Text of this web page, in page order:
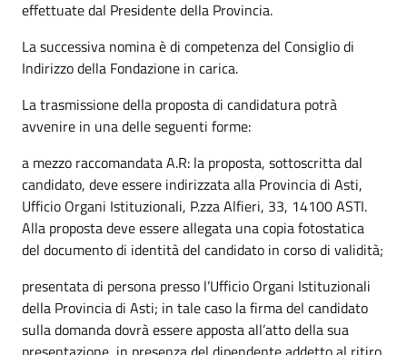
effettuate dal Presidente della Provincia.
La successiva nomina è di competenza del Consiglio di
Indirizzo della Fondazione in carica.
La trasmissione della proposta di candidatura potrà
avvenire in una delle seguenti forme:
a mezzo raccomandata A.R: la proposta, sottoscritta dal
candidato, deve essere indirizzata alla Provincia di Asti,
Ufficio Organi Istituzionali, P.zza Alfieri, 33, 14100 ASTI.
Alla proposta deve essere allegata una copia fotostatica
del documento di identità del candidato in corso di validità;
presentata di persona presso l’Ufficio Organi Istituzionali
della Provincia di Asti; in tale caso la firma del candidato
sulla domanda dovrà essere apposta all’atto della sua